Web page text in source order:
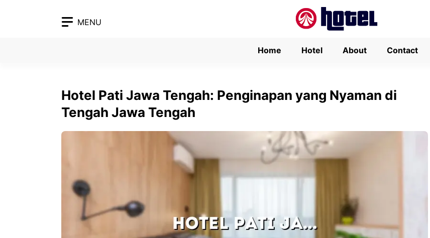
MENU
Home Hotel About Contact
Hotel Pati Jawa Tengah: Penginapan yang Nyaman di
Tengah Jawa Tengah